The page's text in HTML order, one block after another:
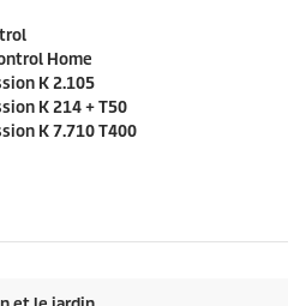
Home
K 2.105
K 214 + T50
K 7.710 T400